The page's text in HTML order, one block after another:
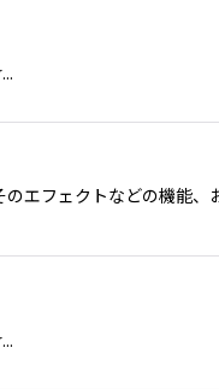
エフェクトなどの機能